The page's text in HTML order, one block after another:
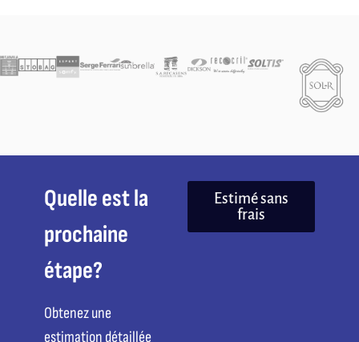
Quelle est la
prochaine
étape?
Obtenez une
estimation détaillée
Estimé sans
frais